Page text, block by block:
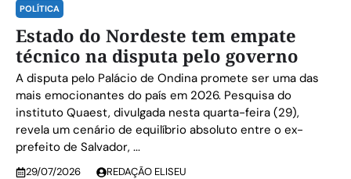
POLÍTICA
Estado do Nordeste tem empate
técnico na disputa pelo governo
A disputa pelo Palácio de Ondina promete ser uma das
mais emocionantes do país em 2026. Pesquisa do
instituto Quaest, divulgada nesta quarta-feira (29),
revela um cenário de equilíbrio absoluto entre o ex-
prefeito de Salvador, ...
29/07/2026 REDAÇÃO ELISEU